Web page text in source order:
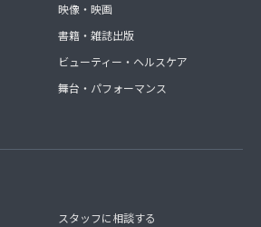
映像・映画
書籍・雑誌出版
ビューティー・ヘルスケア
舞台・パフォーマンス
スタッフに相談する